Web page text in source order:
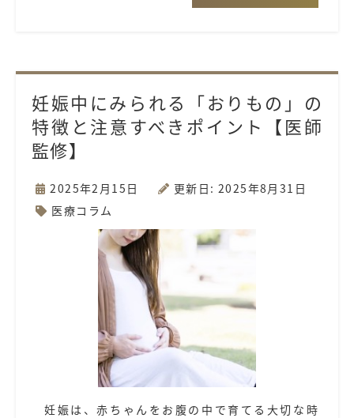
妊娠中にみられる「おりもの」の
特徴と注意すべきポイント【医師
監修】
2025年2月15日
更新日: 2025年8月31日
医療コラム
妊娠は、赤ちゃんをお腹の中で育てる大切な時